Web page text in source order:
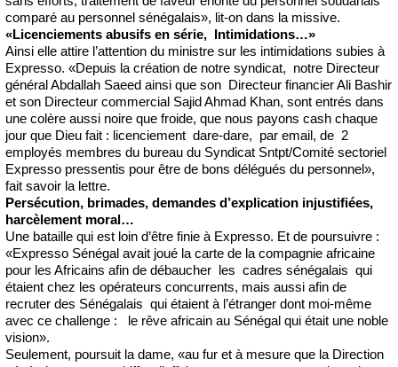
comparé au personnel sénégalais», lit-on dans la missive.
«Licenciements abusifs en série, Intimidations…»
Ainsi elle attire l’attention du ministre sur les intimidations subies à
Expresso. «Depuis la création de notre syndicat, notre Directeur
général Abdallah Saeed ainsi que son Directeur financier Ali Bashir
et son Directeur commercial Sajid Ahmad Khan, sont entrés dans
une colère aussi noire que froide, que nous payons cash chaque
jour que Dieu fait : licenciement dare-dare, par email, de 2
employés membres du bureau du Syndicat Sntpt/Comité sectoriel
Expresso pressentis pour être de bons délégués du personnel»,
fait savoir la lettre.
Persécution, brimades, demandes d’explication injustifiées,
harcèlement moral…
Une bataille qui est loin d’être finie à Expresso. Et de poursuivre :
«Expresso Sénégal avait joué la carte de la compagnie africaine
pour les Africains afin de débaucher les cadres sénégalais qui
étaient chez les opérateurs concurrents, mais aussi afin de
recruter des Sénégalais qui étaient à l’étranger dont moi-même
avec ce challenge : le rêve africain au Sénégal qui était une noble
vision».
Seulement, poursuit la dame, «au fur et à mesure que la Direction